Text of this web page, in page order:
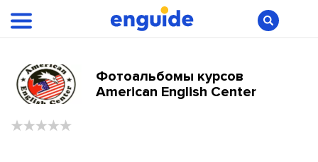
Фотоальбомы курсов
American English Center